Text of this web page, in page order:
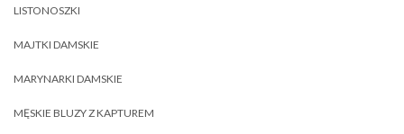
LISTONOSZKI
MAJTKI DAMSKIE
MARYNARKI DAMSKIE
MĘSKIE BLUZY Z KAPTUREM